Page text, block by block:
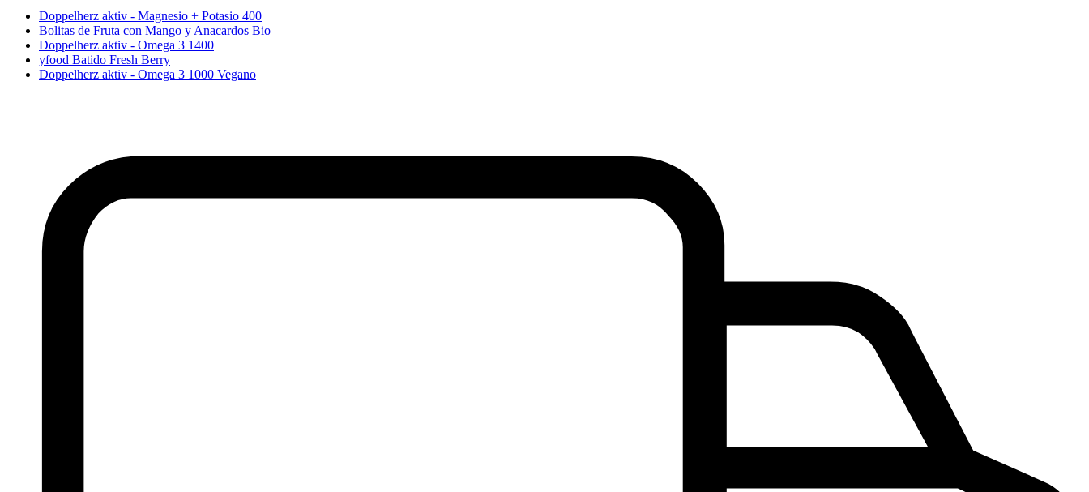
Doppelherz aktiv - Magnesio + Potasio 400
Bolitas de Fruta con Mango y Anacardos Bio
Doppelherz aktiv - Omega 3 1400
yfood Batido Fresh Berry
Doppelherz aktiv - Omega 3 1000 Vegano